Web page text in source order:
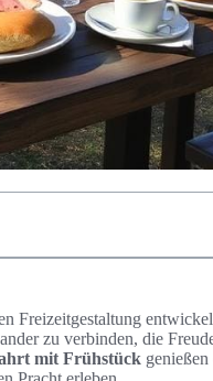
Freizeitgestaltung
zu verbinden, die
mit Frühstück